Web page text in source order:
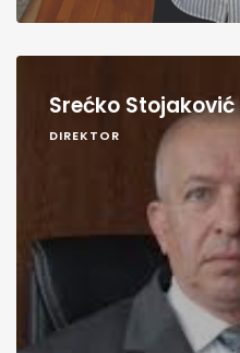
Srećko Stojaković
DIREKTOR